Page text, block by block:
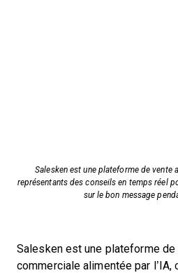
Salesken est une plateforme de vente
représentants des conseils en temps réel
sur le bon message
Salesken est une plateforme
commerciale alimentée par l’IA,